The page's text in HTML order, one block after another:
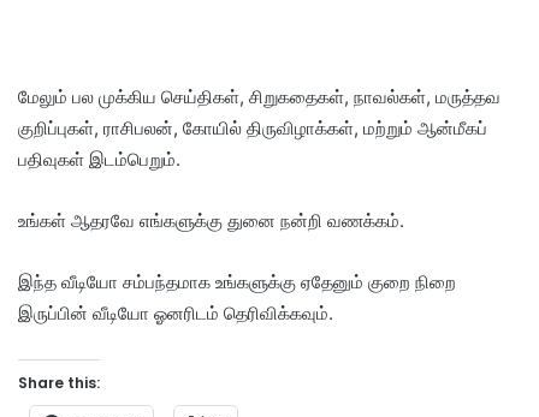
மேலும் பல முக்கிய செய்திகள், சிறுகதைகள், நாவல்கள், மருத்தவ
குறிப்புகள், ராசிபலன், கோயில் திருவிழாக்கள், மற்றும் ஆன்மீகப்
பதிவுகள் இடம்பெறும்.
உங்கள் ஆதரவே எங்களுக்கு துனை நன்றி வணக்கம்.
இந்த வீடியோ சம்பந்தமாக உங்களுக்கு ஏதேனும் குறை நிறை
இருப்பின் வீடியோ ஓனரிடம் தெரிவிக்கவும்.
Share this: